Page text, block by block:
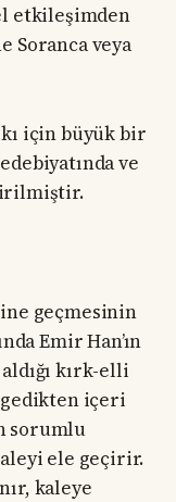
etkileşimden
Soranca veya
için büyük bir
ve
geçmesinin
Emir Han’ın
kırk-elli
gedikten içeri
sorumlu
ele geçirir.
kaleye